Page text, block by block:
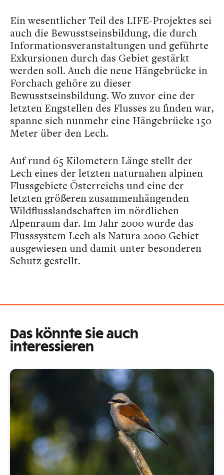
Ein wesentlicher Teil des LIFE-Projektes sei
auch die Bewusstseinsbildung, die durch
Informationsveranstaltungen und geführte
Exkursionen durch das Gebiet gestärkt
werden soll. Auch die neue Hängebrücke in
Forchach gehöre zu dieser
Bewusstseinsbildung. Wo zuvor eine der
letzten Engstellen des Flusses zu finden war,
spanne sich nunmehr eine Hängebrücke 150
Meter über den Lech.
Auf rund 65 Kilometern Länge stellt der
Lech eines der letzten naturnahen alpinen
Flussgebiete Österreichs und eine der
letzten größeren zusammenhängenden
Wildflusslandschaften im nördlichen
Alpenraum dar. Im Jahr 2000 wurde das
Flusssystem Lech als Natura 2000 Gebiet
ausgewiesen und damit unter besonderen
Schutz gestellt.
Das könnte Sie auch
interessieren